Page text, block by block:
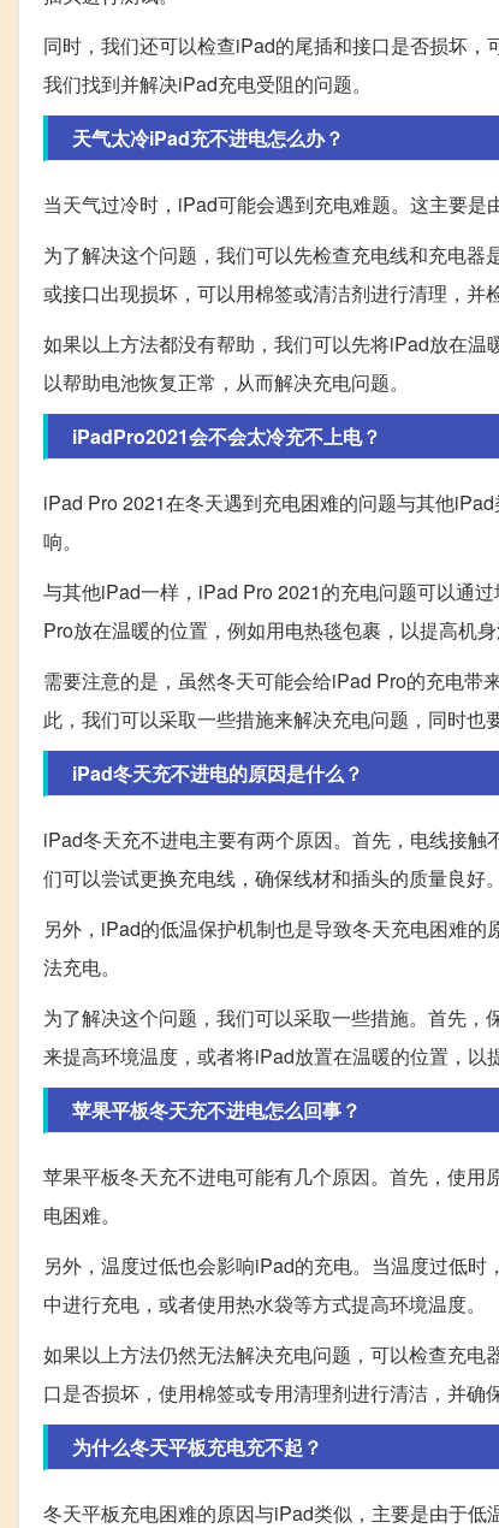
同时，我们还可以检查iPad的尾插和接口是否损坏
我们找到并解决iPad充电受阻的问题。
天气太冷iPad充不进电怎么办？
当天气过冷时，iPad可能会遇到充电难题。这主要是
为了解决这个问题，我们可以先检查充电线和充电
或接口出现损坏，可以用棉签或清洁剂进行清理，并
如果以上方法都没有帮助，我们可以先将iPad放在
以帮助电池恢复正常，从而解决充电问题。
iPadPro2021会不会太冷充不上电？
iPad Pro 2021在冬天遇到充电困难的问题与其他
响。
与其他iPad一样，iPad Pro 2021的充电问题可以通
Pro放在温暖的位置，例如用电热毯包裹，以提高机
需要注意的是，虽然冬天可能会给iPad Pro的充电带
此，我们可以采取一些措施来解决充电问题，同时也
iPad冬天充不进电的原因是什么？
iPad冬天充不进电主要有两个原因。首先，电线接
们可以尝试更换充电线，确保线材和插头的质量良好。
另外，iPad的低温保护机制也是导致冬天充电困难
法充电。
为了解决这个问题，我们可以采取一些措施。首先
来提高环境温度，或者将iPad放置在温暖的位置，以
苹果平板冬天充不进电怎么回事？
苹果平板冬天充不进电可能有几个原因。首先，使
电困难。
另外，温度过低也会影响iPad的充电。当温度过低
中进行充电，或者使用热水袋等方式提高环境温度。
如果以上方法仍然无法解决充电问题，可以检查充
口是否损坏，使用棉签或专用清理剂进行清洁，并确
为什么冬天平板充电充不起？
冬天平板充电困难的原因与iPad类似，主要是由于